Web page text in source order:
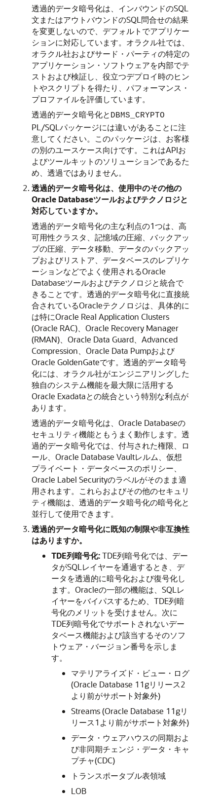
透過的データ暗号化は、インバウンドのSQL
文またはアウトバウンドのSQL問合せの結果
を変更しないので、デフォルトでアプリケー
ションに対応しています。オラクル社では、
オラクル社およびサード・パーティの特定の
アプリケーション・ソフトウェアを内部でテ
ストおよび検証し、役立つデプロイ時のヒン
トやスクリプトを得たり、パフォーマンス・
プロファイルを評価しています。
透過的データ暗号化と DBMS_CRYPTO
PL/SQLパッケージには違いがあることに注
意してください。このパッケージは、お客様
の別のユースケース向けです。これはAPIお
よびツールキットのソリューションであるた
め、透過ではありません。
透過的データ暗号化は、使用中のその他の
Oracle Databaseツールおよびテクノロジと
対応していますか。
透過的データ暗号化の主な利点の1つは、高
可用性クラスタ、記憶域の圧縮、バックアッ
プの圧縮、データ移動、データのバックアッ
プおよびリストア、データベースのレプリケ
ーションなどでよく使用されるOracle
Databaseツールおよびテクノロジと統合で
きることです。透過的データ暗号化に直接統
合されているOracleテクノロジは、具体的に
は特にOracle Real Application Clusters
(Oracle RAC)、Oracle Recovery Manager
(RMAN)、Oracle Data Guard、Advanced
Compression、Oracle Data Pumpおよび
Oracle GoldenGateです。透過的データ暗号
化には、オラクル社がエンジニアリングした
独自のシステム機能を最大限に活用する
Oracle Exadataとの統合という特別な利点が
あります。
透過的データ暗号化は、Oracle Databaseの
セキュリティ機能ともうまく動作します。透
過的データ暗号化では、付与された権限、ロ
ール、Oracle Database Vaultレルム、仮想
プライベート・データベースのポリシー、
Oracle Label Securityのラベルがそのまま適
用されます。これらおよびその他のセキュリ
ティ機能は、透過的データ暗号化の暗号化と
並行して使用できます。
透過的データ暗号化に既知の制限や非互換性
はありますか。
TDE列暗号化:TDE列暗号化では、デー
タがSQLレイヤーを通過するとき、デ
ータを透過的に暗号化および復号化し
ます。Oracleの一部の機能は、SQLレ
イヤーをバイパスするため、TDE列暗
号化のメリットを受けません。次に
TDE列暗号化でサポートされないデー
タベース機能および該当するそのソフ
トウェア・バージョン番号を示しま
す。
マテリアライズド・ビュー・ログ
(Oracle Database 11gリリース2
より前がサポート対象外)
Streams (Oracle Database 11gリ
リース1より前がサポート対象外)
データ・ウェアハウスの同期およ
び非同期チェンジ・データ・キャ
プチャ(CDC)
トランスポータブル表領域
LOB